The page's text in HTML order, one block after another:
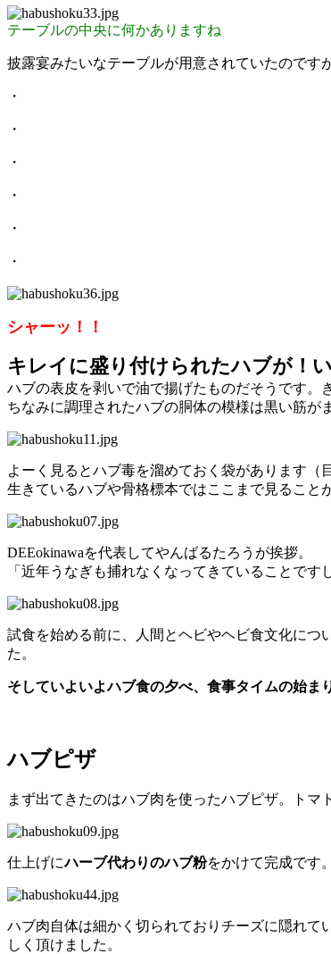
テーブルの中央に何かありますね
披露宴みたいなテーブルが用意されていたのです
・
・
・
・
・
・
シャーッ！！
キレイに盛り付けられたハブが！い
ハブの表皮を剥いで油で揚げたものだそうです。
ちなみに調理されたハブの胴体の模様は黒い筋が
よーく見るとハブ毒を溜めておく袋があります（
生きているハブや骨格標本ではここまで見ること
DEEokinawaを代表してやんばるたろうが挨拶。
「近年うなぎも捕れなくなってきていることです
試食を始める前に、人間とヘビやヘビ食文化につ
た。
そしていよいよハブ食の夕べ、食事タイムの始ま
ハブピザ
まず出てきたのはハブ肉を使ったハブピザ。トマ
仕上げにハーブ代わりのハブ粉をかけて完成です。
ハブ肉自体は細かく切られておりチーズに隠れて
しく頂けました。